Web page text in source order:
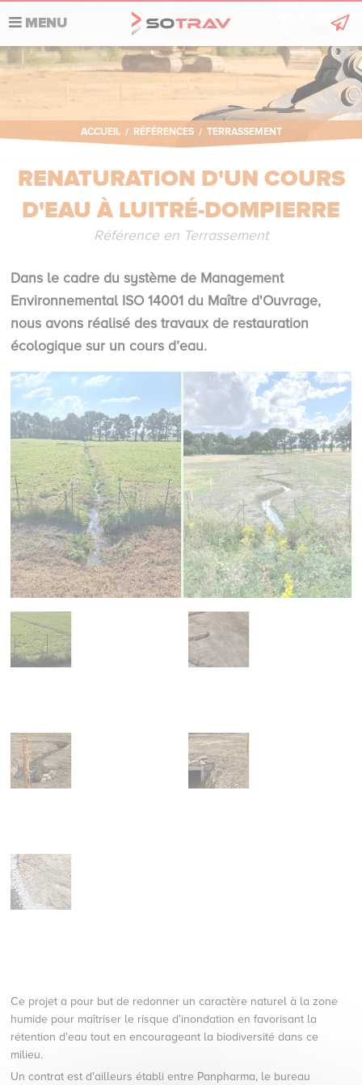
MENU
Sotrav
Nos domaines
Actualités
Recrutement
Développement durable
ACCUEIL/ RÉFÉRENCES/ TERRASSEMENT
RENATURATION D'UN COURS
D'EAU À LUITRÉ-DOMPIERRE
Référence en Terrassement
Dans le cadre du système de Management
Environnemental ISO 14001 du Maître d'Ouvrage,
nous avons réalisé des travaux de restauration
écologique sur un cours d’eau.
Ce projet a pour but de redonner un caractère naturel à la zone
humide pour maîtriser le risque d'inondation en favorisant la
rétention d'eau tout en encourageant la biodiversité dans ce
milieu.
Un contrat est d'ailleurs établi entre Panpharma, le bureau